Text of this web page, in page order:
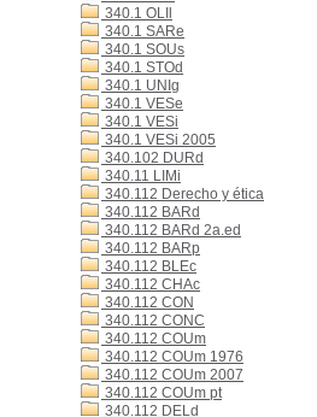
340.1 OLIl
340.1 SARe
340.1 SOUs
340.1 STOd
340.1 UNIg
340.1 VESe
340.1 VESi
340.1 VESi 2005
340.102 DURd
340.11 LIMi
340.112 Derecho y ética
340.112 BARd
340.112 BARd 2a.ed
340.112 BARp
340.112 BLEc
340.112 CHAc
340.112 CON
340.112 CONC
340.112 COUm
340.112 COUm 1976
340.112 COUm 2007
340.112 COUm pt
340.112 DELd